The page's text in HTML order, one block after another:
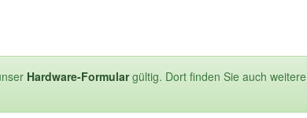
Hardware-Formulargültig. Dort finden Sie auch weitere